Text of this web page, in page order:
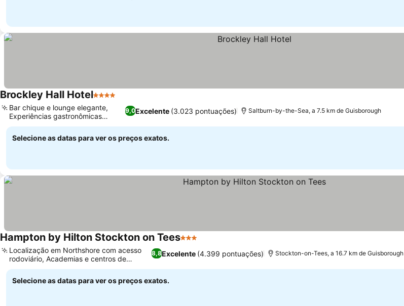
Brockley Hall Hotel4 Estrelas
9,0Excelente (3.023 pontuações)
Bar chique e lounge elegante,
Experiências gastronômicas
premiadas
Saltburn-by-the-Sea, a 7.5 km de Guisborough
Selecione as datas para ver os preços exatos.
Hampton by Hilton Stockton on Tees3 Estrelas
8,8Excelente (4.399 pontuações)
Localização em Northshore com acesso
rodoviário, Academias e centros de
negócios 24 horas
Stockton-on-Tees, a 16.7 km de Guisborough
Selecione as datas para ver os preços exatos.